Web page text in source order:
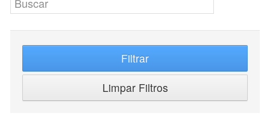
Filtrar
Limpar Filtros